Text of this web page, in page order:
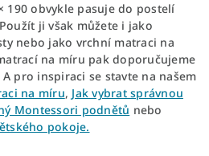
190 obvykle pasuje do postelí
ji však můžete i jako
nebo jako vrchní matraci na
na míru pak doporučujeme
A pro inspiraci se stavte na našem
na míru, Jak vybrat správnou
Montessori podnětů nebo
pokoje.